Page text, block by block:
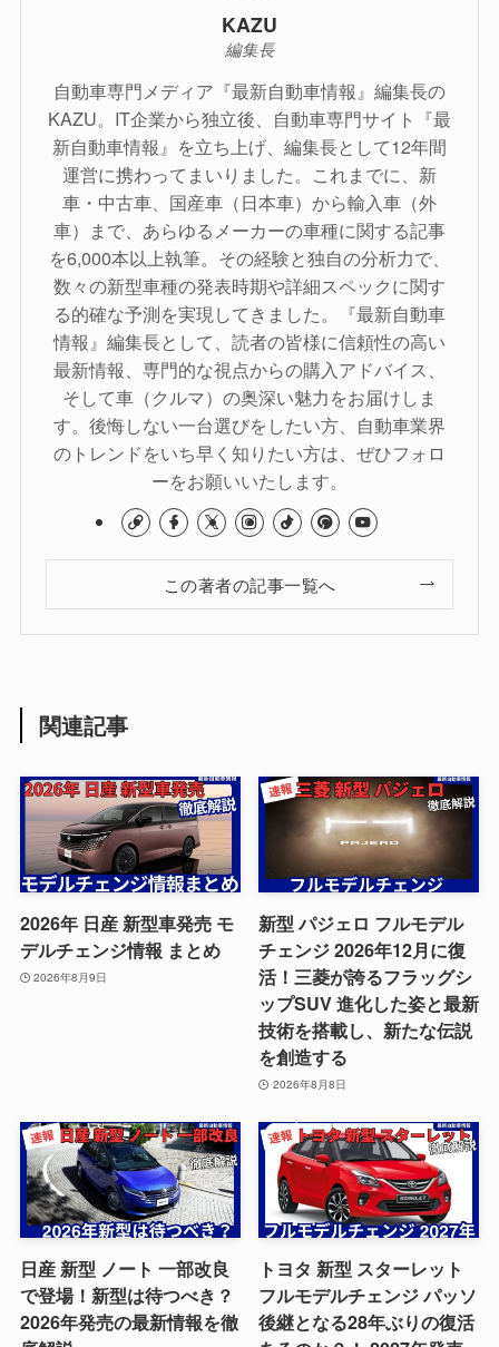
KAZU
編集長
自動車専門メディア『最新自動車情報』編集長の
KAZU。IT企業から独立後、自動車専門サイト『最
新自動車情報』を立ち上げ、編集長として12年間
運営に携わってまいりました。これまでに、新
車・中古車、国産車（日本車）から輸入車（外
車）まで、あらゆるメーカーの車種に関する記事
を6,000本以上執筆。その経験と独自の分析力で、
数々の新型車種の発表時期や詳細スペックに関す
る的確な予測を実現してきました。『最新自動車
情報』編集長として、読者の皆様に信頼性の高い
最新情報、専門的な視点からの購入アドバイス、
そして車（クルマ）の奥深い魅力をお届けしま
す。後悔しない一台選びをしたい方、自動車業界
のトレンドをいち早く知りたい方は、ぜひフォロ
ーをお願いいたします。
この著者の記事一覧へ
関連記事
2026年 日産 新型車発売 モ
デルチェンジ情報 まとめ
2026年8月9日
新型 パジェロ フルモデル
チェンジ 2026年12月に復
活！三菱が誇るフラッグシ
ップSUV 進化した姿と最新
技術を搭載し、新たな伝説
を創造する
2026年8月8日
日産 新型 ノート 一部改良
で登場！新型は待つべき？
2026年発売の最新情報を徹
トヨタ 新型 スターレット
フルモデルチェンジ パッソ
後継となる28年ぶりの復活